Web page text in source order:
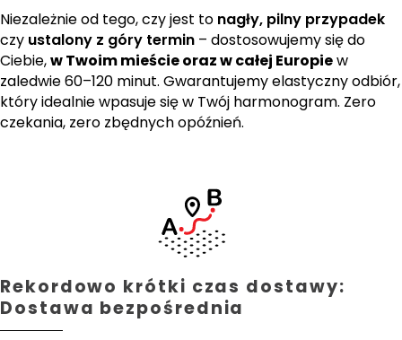
Niezależnie od tego, czy jest to nagły, pilny przypadek
czy ustalony z góry termin – dostosowujemy się do
Ciebie,w Twoim mieście oraz w całej Europiew
zaledwie 60–120 minut. Gwarantujemy elastyczny odbiór,
który idealnie wpasuje się w Twój harmonogram. Zero
czekania, zero zbędnych opóźnień.
Rekordowo krótki czas dostawy:
Dostawa bezpośrednia